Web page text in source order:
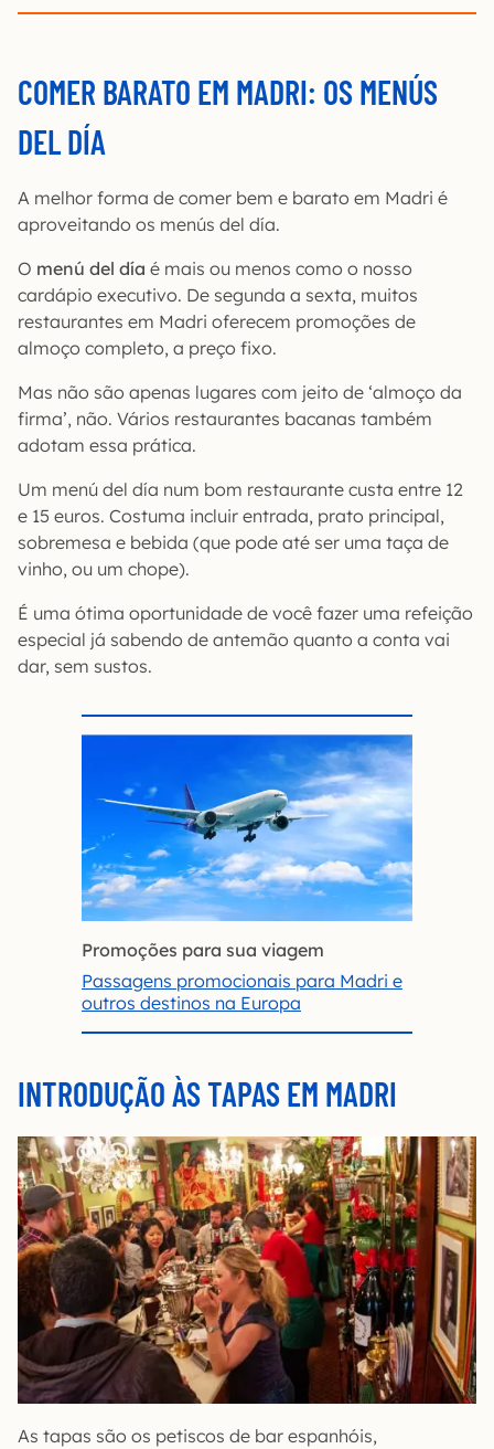
COMER BARATO EM MADRI: OS MENÚS
DEL DÍA
A melhor forma de comer bem e barato em Madri é
aproveitando os menús del día.
O menú del día é mais ou menos como o nosso
cardápio executivo. De segunda a sexta, muitos
restaurantes em Madri oferecem promoções de
almoço completo, a preço fixo.
Mas não são apenas lugares com jeito de ‘almoço da
firma’, não. Vários restaurantes bacanas também
adotam essa prática.
Um menú del día num bom restaurante custa entre 12
e 15 euros. Costuma incluir entrada, prato principal,
sobremesa e bebida (que pode até ser uma taça de
vinho, ou um chope).
É uma ótima oportunidade de você fazer uma refeição
especial já sabendo de antemão quanto a conta vai
dar, sem sustos.
Promoções para sua viagem
Passagens promocionais para Madri e
outros destinos na Europa
INTRODUÇÃO ÀS TAPAS EM MADRI
As tapas são os petiscos de bar espanhóis,